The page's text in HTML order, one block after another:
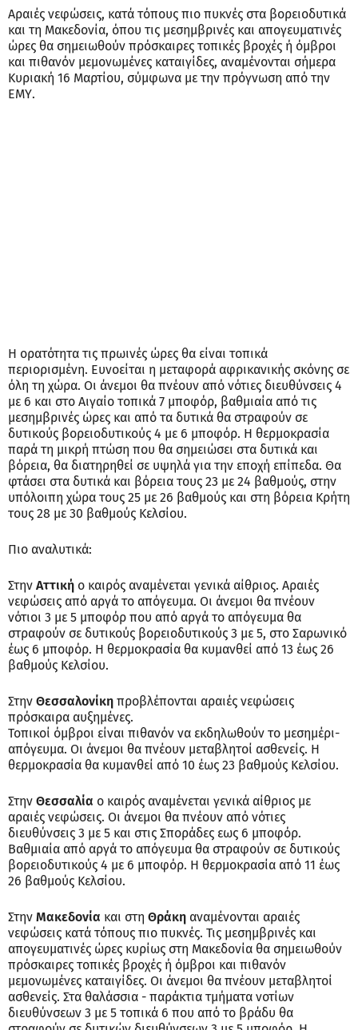
Αραιές νεφώσεις, κατά τόπους πιο πυκνές στα βορειοδυτικά
και τη Μακεδονία, όπου τις μεσημβρινές και απογευματινές
ώρες θα σημειωθούν πρόσκαιρες τοπικές βροχές ή όμβροι
και πιθανόν μεμονωμένες καταιγίδες, αναμένονται σήμερα
Κυριακή 16 Μαρτίου, σύμφωνα με την πρόγνωση από την
ΕΜΥ.
Η ορατότητα τις πρωινές ώρες θα είναι τοπικά
περιορισμένη. Ευνοείται η μεταφορά αφρικανικής σκόνης σε
όλη τη χώρα. Οι άνεμοι θα πνέουν από νότιες διευθύνσεις 4
με 6 και στο Αιγαίο τοπικά 7 μποφόρ, βαθμιαία από τις
μεσημβρινές ώρες και από τα δυτικά θα στραφούν σε
δυτικούς βορειοδυτικούς 4 με 6 μποφόρ. Η θερμοκρασία
παρά τη μικρή πτώση που θα σημειώσει στα δυτικά και
βόρεια, θα διατηρηθεί σε υψηλά για την εποχή επίπεδα. Θα
φτάσει στα δυτικά και βόρεια τους 23 με 24 βαθμούς, στην
υπόλοιπη χώρα τους 25 με 26 βαθμούς και στη βόρεια Κρήτη
τους 28 με 30 βαθμούς Κελσίου.
Πιο αναλυτικά:
Στην Αττική ο καιρός αναμένεται γενικά αίθριος. Αραιές
νεφώσεις από αργά το απόγευμα. Οι άνεμοι θα πνέουν
νότιοι 3 με 5 μποφόρ που από αργά το απόγευμα θα
στραφούν σε δυτικούς βορειοδυτικούς 3 με 5, στο Σαρωνικό
έως 6 μποφόρ. Η θερμοκρασία θα κυμανθεί από 13 έως 26
βαθμούς Κελσίου.
Στην Θεσσαλονίκη προβλέπονται αραιές νεφώσεις
πρόσκαιρα αυξημένες.
Τοπικοί όμβροι είναι πιθανόν να εκδηλωθούν το μεσημέρι-
απόγευμα. Οι άνεμοι θα πνέουν μεταβλητοί ασθενείς. Η
θερμοκρασία θα κυμανθεί από 10 έως 23 βαθμούς Κελσίου.
Στην Θεσσαλία ο καιρός αναμένεται γενικά αίθριος με
αραιές νεφώσεις. Οι άνεμοι θα πνέουν από νότιες
διευθύνσεις 3 με 5 και στις Σποράδες εως 6 μποφόρ.
Βαθμιαία από αργά το απόγευμα θα στραφούν σε δυτικούς
βορειοδυτικούς 4 με 6 μποφόρ. Η θερμοκρασία από 11 έως
26 βαθμούς Κελσίου.
Στην Μακεδονία και στη Θράκη αναμένονται αραιές
νεφώσεις κατά τόπους πιο πυκνές. Τις μεσημβρινές και
απογευματινές ώρες κυρίως στη Μακεδονία θα σημειωθούν
πρόσκαιρες τοπικές βροχές ή όμβροι και πιθανόν
μεμονωμένες καταιγίδες. Οι άνεμοι θα πνέουν μεταβλητοί
ασθενείς. Στα θαλάσσια - παράκτια τμήματα νοτίων
διευθύνσεων 3 με 5 τοπικά 6 που από το βράδυ θα